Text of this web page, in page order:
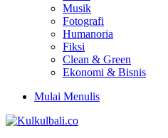
Musik
Fotografi
Humanoria
Fiksi
Clean & Green
Ekonomi & Bisnis
Mulai Menulis